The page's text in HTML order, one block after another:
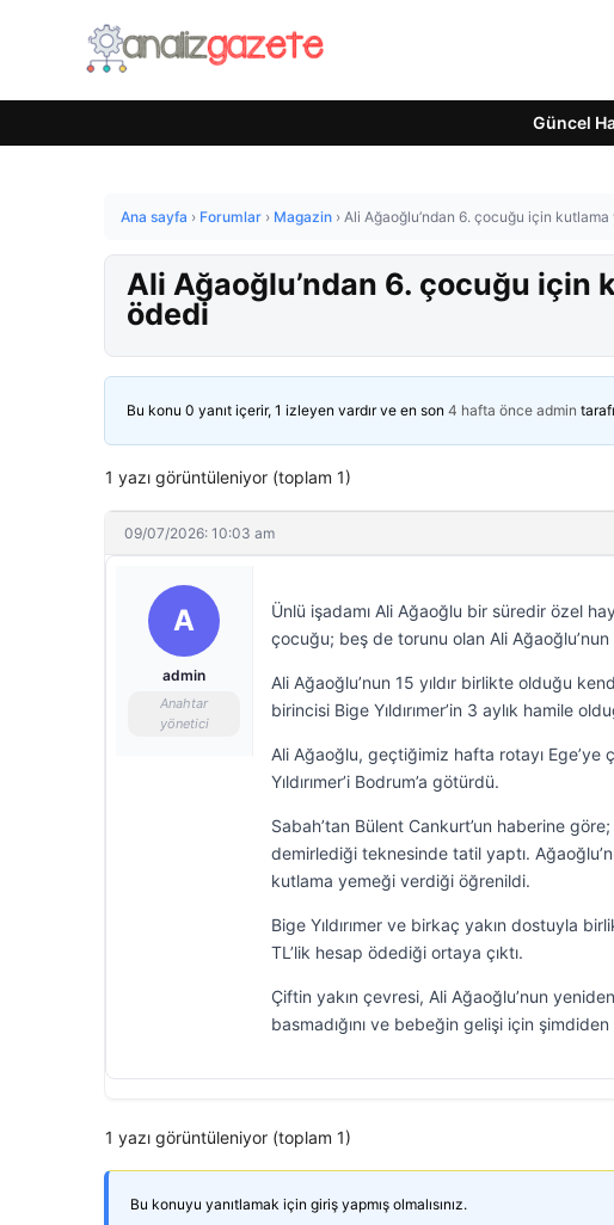
Güncel
Ana sayfa › Forumlar › Magazin › Ali Ağaoğlu’ndan 6. çocuğu için
Ali Ağaoğlu’ndan 6. çocuğu için
ödedi
Bu konu 0 yanıt içerir, 1 izleyen vardır ve en son 4 hafta önce admin
1 yazı görüntüleniyor (toplam 1)
09/07/2026: 10:03 am
A
admin
Anahtar
yönetici
Ünlü işadamı Ali Ağaoğlu bir süredir özel
çocuğu; beş de torunu olan Ali
Ali Ağaoğlu’nun 15 yıldır birlikte olduğu
birincisi Bige Yıldırımer’in 3 aylık hamile
Ali Ağaoğlu, geçtiğimiz hafta rotayı Ege’ye
Yıldırımer’i Bodrum’a götürdü.
Sabah’tan Bülent Cankurt’un haberine
demirlediği teknesinde tatil yaptı.
kutlama yemeği verdiği öğrenildi.
Bige Yıldırımer ve birkaç yakın dostuyla
TL’lik hesap ödediği ortaya çıktı.
Çiftin yakın çevresi, Ali Ağaoğlu’nun
basmadığını ve bebeğin gelişi için
1 yazı görüntüleniyor (toplam 1)
Bu konuyu yanıtlamak için giriş yapmış olmalısınız.